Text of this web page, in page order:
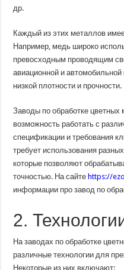
др.
Каждый из этих металлов
Например, медь широко
превосходным проводящим
авиационной и
низкой плотности и прочности.
Заводы по обработке
возможность работать с
спецификации и требования
требует использования
которые позволяют
точностью. На сайте https://
информации про завод по
2.
На заводах по обработке
различные технологии для
Некоторые из них включают: